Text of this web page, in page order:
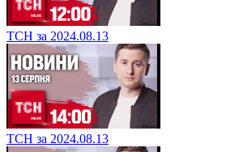
ТСН за 2024.08.13
ТСН за 2024.08.13